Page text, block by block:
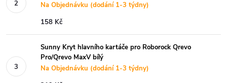
Na Objednávku (dodání 1-3 týdny)
158 Kč
Sunny Kryt hlavního kartáče pro Roborock Qrevo
Pro/Qrevo MaxV bílý
Na Objednávku (dodání 1-3 týdny)